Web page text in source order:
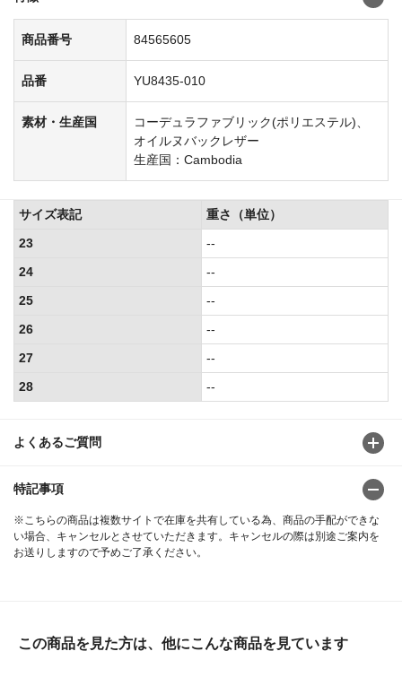
商品番号 84565605
品番 YU8435-010
素材・生産国
コーデュラファブリック(ポリエステル)、
オイルヌバックレザー
生産国：Cambodia
よくあるご質問
特記事項
※こちらの商品は複数サイトで在庫を共有している為、商品の手配ができな
い場合、キャンセルとさせていただきます。キャンセルの際は別途ご案内を
お送りしますので予めご了承ください。
サイズ表記
重さ（単位）
23
--
24
--
25
--
26
--
27
--
28
--
この商品を見た方は、他にこんな商品を見ています